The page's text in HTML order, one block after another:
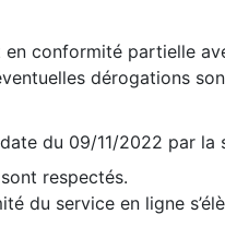
en conformité partielle
dérogations
du 09/11/2022 par
respectés.
du service en ligne